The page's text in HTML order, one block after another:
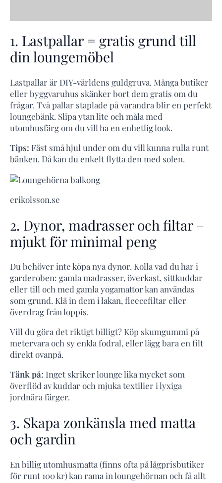
1. Lastpallar = gratis grund till
din loungemöbel
Lastpallar är DIY-världens guldgruva. Många butiker
eller byggvaruhus skänker bort dem gratis om du
frågar. Två pallar staplade på varandra blir en perfekt
loungebänk. Slipa ytan lite och måla med
utomhusfärg om du vill ha en enhetlig look.
Tips: Fäst små hjul under om du vill kunna rulla runt
bänken. Då kan du enkelt flytta den med solen.
erikolsson.se
2. Dynor, madrasser och filtar –
mjukt för minimal peng
Du behöver inte köpa nya dynor. Kolla vad du har i
garderoben: gamla madrasser, överkast, sittkuddar
eller till och med gamla yogamattor kan användas
som grund. Klä in dem i lakan, fleecefiltar eller
överdrag från loppis.
Vill du göra det riktigt billigt? Köp skumgummi på
metervara och sy enkla fodral, eller lägg bara en filt
direkt ovanpå.
Tänk på: Inget skriker lounge lika mycket som
överflöd av kuddar och mjuka textilier i lyxiga
jordnära färger.
3. Skapa zonkänsla med matta
och gardin
En billig utomhusmatta (finns ofta på lågprisbutiker
för runt 100 kr) kan rama in loungehörnan och få allt